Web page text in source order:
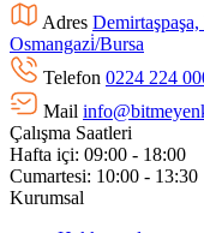
Adres
Osmangazi̇/Bursa
Telefon 0224 224
Mail
Çalışma Saatleri
Hafta içi: 09:00 - 18:00
Cumartesi: 10:00 - 13:30
Kurumsal